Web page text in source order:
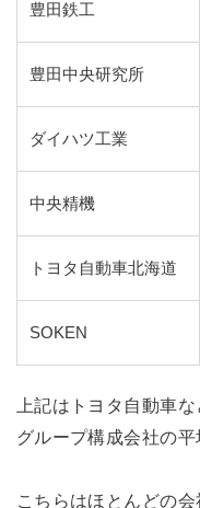
豊田鉄工
豊田中央研究所
ダイハツ工業
中央精機
トヨタ自動車北海道
SOKEN
上記はトヨタ自動車
グループ構成会社の平
こちらはほとんどの